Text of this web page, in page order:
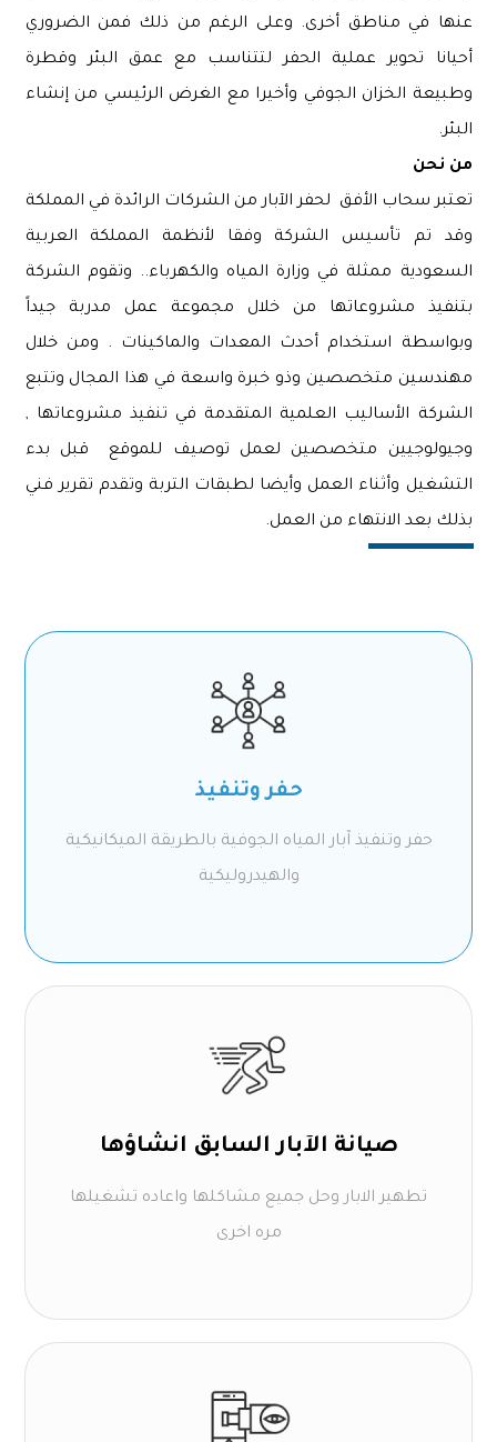
عنها في مناطق أخرى. وعلى الرغم من ذلك فمن الضروري
أحيانا تحوير عملية الحفر لتتناسب مع عمق البئر وقطرة
وطبيعة الخزان الجوفي وأخيرا مع الغرض الرئيسي من إنشاء
البئر.
من نحن
تعتبر سحاب الأفق لحفر الآبار من الشركات الرائدة في المملكة
وقد تم تأسيس الشركة وفقا لأنظمة المملكة العربية
السعودية ممثلة في وزارة المياه والكهرباء.. وتقوم الشركة
بتنفيذ مشروعاتها من خلال مجموعة عمل مدربة جيداً
وبواسطة استخدام أحدث المعدات والماكينات . ومن خلال
مهندسين متخصصين وذو خبرة واسعة في هذا المجال وتتبع
الشركة الأساليب العلمية المتقدمة في تنفيذ مشروعاتها ,
وجيولوجيين متخصصين لعمل توصيف للموقع قبل بدء
التشغيل وأثناء العمل وأيضا لطبقات التربة وتقدم تقرير فني
بذلك بعد الانتهاء من العمل.
حفر وتنفيذ
حفر وتنفيذ آبار المياه الجوفية بالطريقة الميكانيكية
والهيدروليكية
صيانة الآبار السابق انشاؤها
تطهير الابار وحل جميع مشاكلها واعاده تشغيلها
مره اخرى